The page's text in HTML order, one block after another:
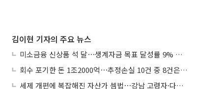
김이현 기자의 주요 뉴스
미소금융 신상품 석 달⋯생계자금 목표 달성률 9% 그쳐
회수 포기한 돈 1조2000억⋯추정손실 10건 중 8건은 기업대출
세제 개편에 복잡해진 자산가 셈법⋯강남 고령자·다주택자 ‘자산재편 고심’